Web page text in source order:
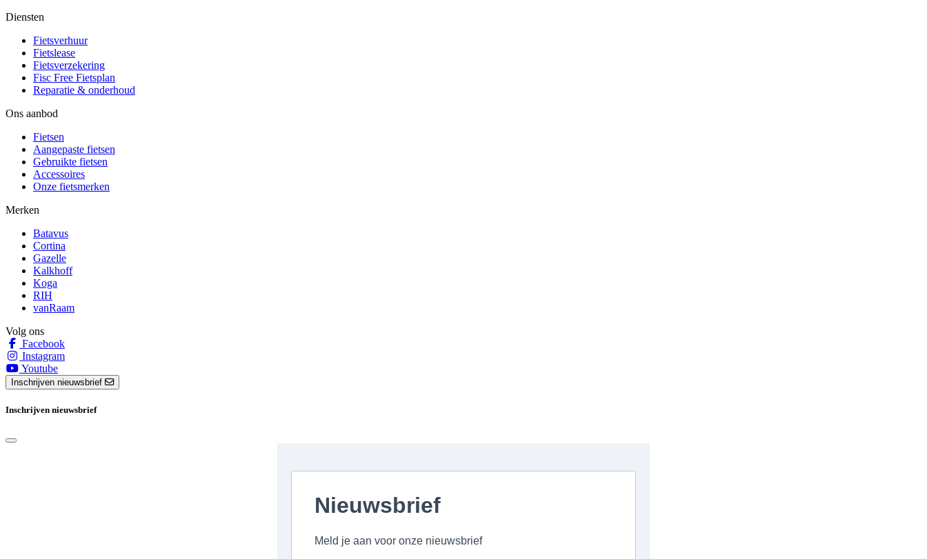
Diensten
Fietsverhuur
Fietslease
Fietsverzekering
Fisc Free Fietsplan
Reparatie & onderhoud
Ons aanbod
Fietsen
Aangepaste fietsen
Gebruikte fietsen
Accessoires
Onze fietsmerken
Merken
Batavus
Cortina
Gazelle
Kalkhoff
Koga
RIH
vanRaam
Volg ons
Facebook
Instagram
Youtube
Inschrijven nieuwsbrief
Inschrijven nieuwsbrief